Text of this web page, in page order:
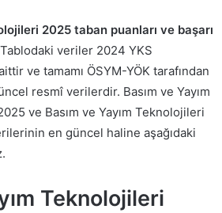
2025 taban puanları ve başarı
Tablodaki veriler 2024 YKS
ve tamamı ÖSYM-YÖK tarafından
resmî verilerdir. Basım ve Yayım
ve Basım ve Yayım Teknolojileri
en güncel haline aşağıdaki
Teknolojileri